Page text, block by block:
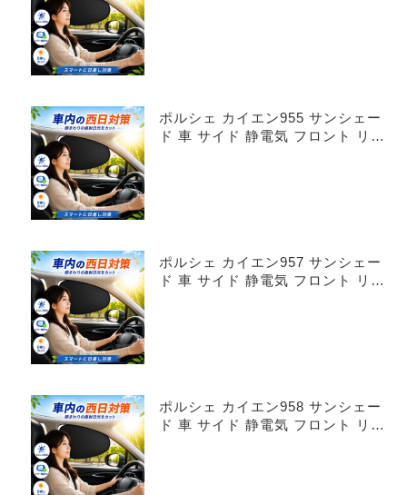
ポルシェ カイエン955 サンシェー
ド 車 サイド 静電気 フロント リア
ポルシェ カイエン957 サンシェー
ド 車 サイド 静電気 フロント リア
ポルシェ カイエン958 サンシェー
ド 車 サイド 静電気 フロント リア